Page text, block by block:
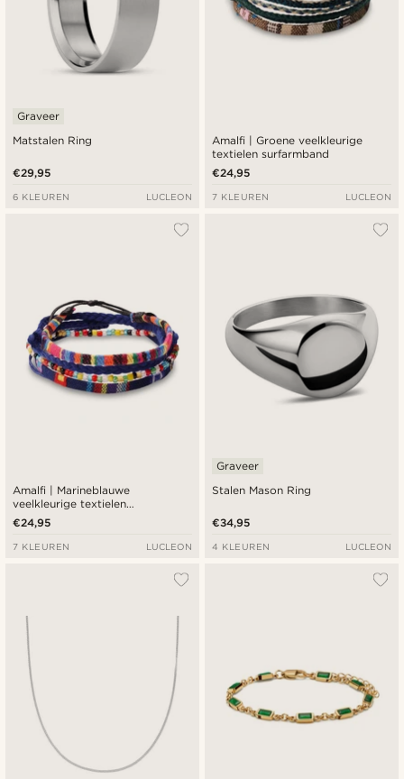
Matstalen Ring
Graveer
€29,95
6 KLEUREN LUCLEON
Amalfi | Groene veelkleurige
textielen surfarmband
€24,95
7 KLEUREN LUCLEON
Amalfi | Marineblauwe
veelkleurige textielen
surfarmband
€24,95
7 KLEUREN LUCLEON
Stalen Mason Ring
Graveer
€34,95
4 KLEUREN LUCLEON